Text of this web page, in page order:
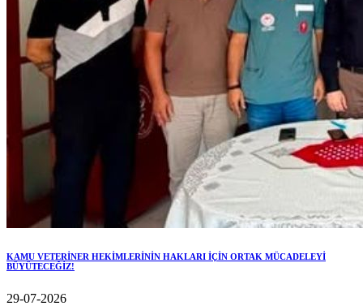
KAMU VETERİNER HEKİMLERİNİN HAKLARI İÇİN ORTAK MÜCADELEYİ
BÜYÜTECEĞİZ!
29-07-2026